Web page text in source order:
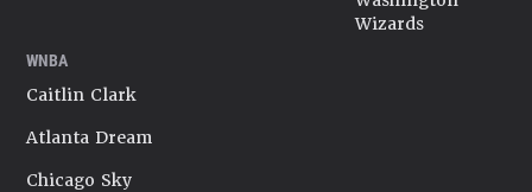
Wizards
WNBA
Caitlin Clark
Atlanta Dream
Chicago Sky